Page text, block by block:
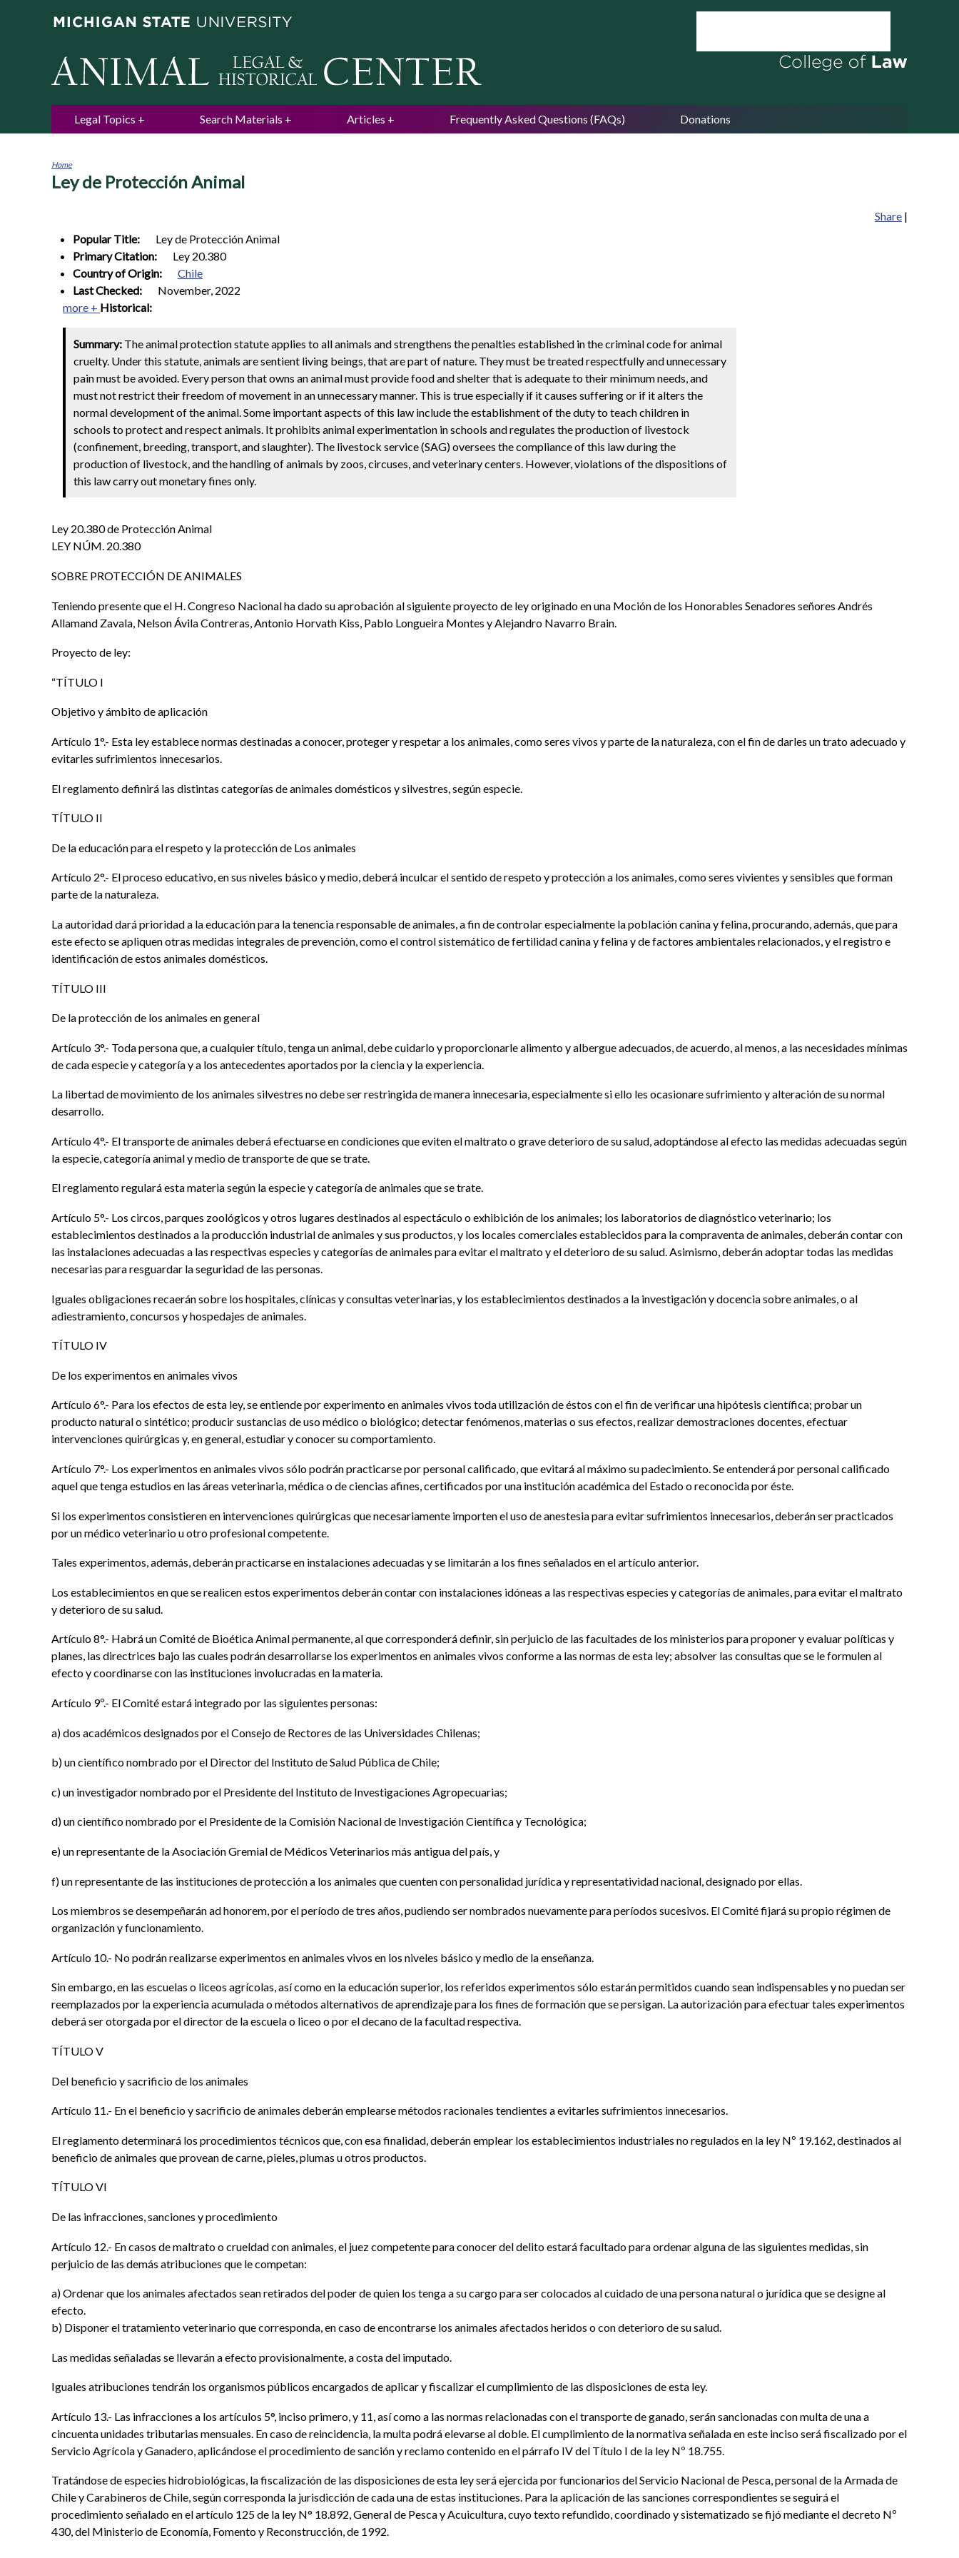
Legal Topics Search Materials Articles Frequently Asked Questions (FAQs) Donations
You
Home
Ley de Protección Animal
Share |
Popular Title:
Ley de Protección Animal
Primary Citation:
Ley 20.380
Country of Origin:
Chile
Last Checked:
November, 2022
more + Historical:
Summary: The animal protection statute applies to all animals and strengthens the penalties established in the criminal code for animal
cruelty. Under this statute, animals are sentient living beings, that are part of nature. They must be treated respectfully and unnecessary
pain must be avoided. Every person that owns an animal must provide food and shelter that is adequate to their minimum needs, and
must not restrict their freedom of movement in an unnecessary manner. This is true especially if it causes suffering or if it alters the
normal development of the animal. Some important aspects of this law include the establishment of the duty to teach children in
schools to protect and respect animals. It prohibits animal experimentation in schools and regulates the production of livestock
(confinement, breeding, transport, and slaughter). The livestock service (SAG) oversees the compliance of this law during the
production of livestock, and the handling of animals by zoos, circuses, and veterinary centers. However, violations of the dispositions of
this law carry out monetary fines only.
Ley 20.380 de Protección Animal
LEY NÚM. 20.380
SOBRE PROTECCIÓN DE ANIMALES
Teniendo presente que el H. Congreso Nacional ha dado su aprobación al siguiente proyecto de ley originado en una Moción de los Honorables Senadores señores Andrés
Allamand Zavala, Nelson Ávila Contreras, Antonio Horvath Kiss, Pablo Longueira Montes y Alejandro Navarro Brain.
Proyecto de ley:
“TÍTULO I
Objetivo y ámbito de aplicación
Artículo 1°.- Esta ley establece normas destinadas a conocer, proteger y respetar a los animales, como seres vivos y parte de la naturaleza, con el fin de darles un trato adecuado y
evitarles sufrimientos innecesarios.
El reglamento definirá las distintas categorías de animales domésticos y silvestres, según especie.
TÍTULO II
De la educación para el respeto y la protección de Los animales
Artículo 2°.- El proceso educativo, en sus niveles básico y medio, deberá inculcar el sentido de respeto y protección a los animales, como seres vivientes y sensibles que forman
parte de la naturaleza.
La autoridad dará prioridad a la educación para la tenencia responsable de animales, a fin de controlar especialmente la población canina y felina, procurando, además, que para
este efecto se apliquen otras medidas integrales de prevención, como el control sistemático de fertilidad canina y felina y de factores ambientales relacionados, y el registro e
identificación de estos animales domésticos.
TÍTULO III
De la protección de los animales en general
Artículo 3°.- Toda persona que, a cualquier título, tenga un animal, debe cuidarlo y proporcionarle alimento y albergue adecuados, de acuerdo, al menos, a las necesidades mínimas
de cada especie y categoría y a los antecedentes aportados por la ciencia y la experiencia.
La libertad de movimiento de los animales silvestres no debe ser restringida de manera innecesaria, especialmente si ello les ocasionare sufrimiento y alteración de su normal
desarrollo.
Artículo 4°.- El transporte de animales deberá efectuarse en condiciones que eviten el maltrato o grave deterioro de su salud, adoptándose al efecto las medidas adecuadas según
la especie, categoría animal y medio de transporte de que se trate.
El reglamento regulará esta materia según la especie y categoría de animales que se trate.
Artículo 5°.- Los circos, parques zoológicos y otros lugares destinados al espectáculo o exhibición de los animales; los laboratorios de diagnóstico veterinario; los
establecimientos destinados a la producción industrial de animales y sus productos, y los locales comerciales establecidos para la compraventa de animales, deberán contar con
las instalaciones adecuadas a las respectivas especies y categorías de animales para evitar el maltrato y el deterioro de su salud. Asimismo, deberán adoptar todas las medidas
necesarias para resguardar la seguridad de las personas.
Iguales obligaciones recaerán sobre los hospitales, clínicas y consultas veterinarias, y los establecimientos destinados a la investigación y docencia sobre animales, o al
adiestramiento, concursos y hospedajes de animales.
TÍTULO IV
De los experimentos en animales vivos
Artículo 6°.- Para los efectos de esta ley, se entiende por experimento en animales vivos toda utilización de éstos con el fin de verificar una hipótesis científica; probar un
producto natural o sintético; producir sustancias de uso médico o biológico; detectar fenómenos, materias o sus efectos, realizar demostraciones docentes, efectuar
intervenciones quirúrgicas y, en general, estudiar y conocer su comportamiento.
Artículo 7°.- Los experimentos en animales vivos sólo podrán practicarse por personal calificado, que evitará al máximo su padecimiento. Se entenderá por personal calificado
aquel que tenga estudios en las áreas veterinaria, médica o de ciencias afines, certificados por una institución académica del Estado o reconocida por éste.
Si los experimentos consistieren en intervenciones quirúrgicas que necesariamente importen el uso de anestesia para evitar sufrimientos innecesarios, deberán ser practicados
por un médico veterinario u otro profesional competente.
Tales experimentos, además, deberán practicarse en instalaciones adecuadas y se limitarán a los fines señalados en el artículo anterior.
Los establecimientos en que se realicen estos experimentos deberán contar con instalaciones idóneas a las respectivas especies y categorías de animales, para evitar el maltrato
y deterioro de su salud.
Artículo 8°.- Habrá un Comité de Bioética Animal permanente, al que corresponderá definir, sin perjuicio de las facultades de los ministerios para proponer y evaluar políticas y
planes, las directrices bajo las cuales podrán desarrollarse los experimentos en animales vivos conforme a las normas de esta ley; absolver las consultas que se le formulen al
efecto y coordinarse con las instituciones involucradas en la materia.
Artículo 9º.- El Comité estará integrado por las siguientes personas:
a) dos académicos designados por el Consejo de Rectores de las Universidades Chilenas;
b) un científico nombrado por el Director del Instituto de Salud Pública de Chile;
c) un investigador nombrado por el Presidente del Instituto de Investigaciones Agropecuarias;
d) un científico nombrado por el Presidente de la Comisión Nacional de Investigación Científica y Tecnológica;
e) un representante de la Asociación Gremial de Médicos Veterinarios más antigua del país, y
f) un representante de las instituciones de protección a los animales que cuenten con personalidad jurídica y representatividad nacional, designado por ellas.
Los miembros se desempeñarán ad honorem, por el período de tres años, pudiendo ser nombrados nuevamente para períodos sucesivos. El Comité fijará su propio régimen de
organización y funcionamiento.
Artículo 10.- No podrán realizarse experimentos en animales vivos en los niveles básico y medio de la enseñanza.
Sin embargo, en las escuelas o liceos agrícolas, así como en la educación superior, los referidos experimentos sólo estarán permitidos cuando sean indispensables y no puedan ser
reemplazados por la experiencia acumulada o métodos alternativos de aprendizaje para los fines de formación que se persigan. La autorización para efectuar tales experimentos
deberá ser otorgada por el director de la escuela o liceo o por el decano de la facultad respectiva.
TÍTULO V
Del beneficio y sacrificio de los animales
Artículo 11.- En el beneficio y sacrificio de animales deberán emplearse métodos racionales tendientes a evitarles sufrimientos innecesarios.
El reglamento determinará los procedimientos técnicos que, con esa finalidad, deberán emplear los establecimientos industriales no regulados en la ley Nº 19.162, destinados al
beneficio de animales que provean de carne, pieles, plumas u otros productos.
TÍTULO VI
De las infracciones, sanciones y procedimiento
Artículo 12.- En casos de maltrato o crueldad con animales, el juez competente para conocer del delito estará facultado para ordenar alguna de las siguientes medidas, sin
perjuicio de las demás atribuciones que le competan:
a) Ordenar que los animales afectados sean retirados del poder de quien los tenga a su cargo para ser colocados al cuidado de una persona natural o jurídica que se designe al
efecto.
b) Disponer el tratamiento veterinario que corresponda, en caso de encontrarse los animales afectados heridos o con deterioro de su salud.
Las medidas señaladas se llevarán a efecto provisionalmente, a costa del imputado.
Iguales atribuciones tendrán los organismos públicos encargados de aplicar y fiscalizar el cumplimiento de las disposiciones de esta ley.
Artículo 13.- Las infracciones a los artículos 5°, inciso primero, y 11, así como a las normas relacionadas con el transporte de ganado, serán sancionadas con multa de una a
cincuenta unidades tributarias mensuales. En caso de reincidencia, la multa podrá elevarse al doble. El cumplimiento de la normativa señalada en este inciso será fiscalizado por el
Servicio Agrícola y Ganadero, aplicándose el procedimiento de sanción y reclamo contenido en el párrafo IV del Título I de la ley Nº 18.755.
Tratándose de especies hidrobiológicas, la fiscalización de las disposiciones de esta ley será ejercida por funcionarios del Servicio Nacional de Pesca, personal de la Armada de
Chile y Carabineros de Chile, según corresponda la jurisdicción de cada una de estas instituciones. Para la aplicación de las sanciones correspondientes se seguirá el
procedimiento señalado en el artículo 125 de la ley N° 18.892, General de Pesca y Acuicultura, cuyo texto refundido, coordinado y sistematizado se fijó mediante el decreto Nº
430, del Ministerio de Economía, Fomento y Reconstrucción, de 1992.